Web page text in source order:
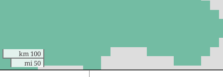
100 km
50 mi